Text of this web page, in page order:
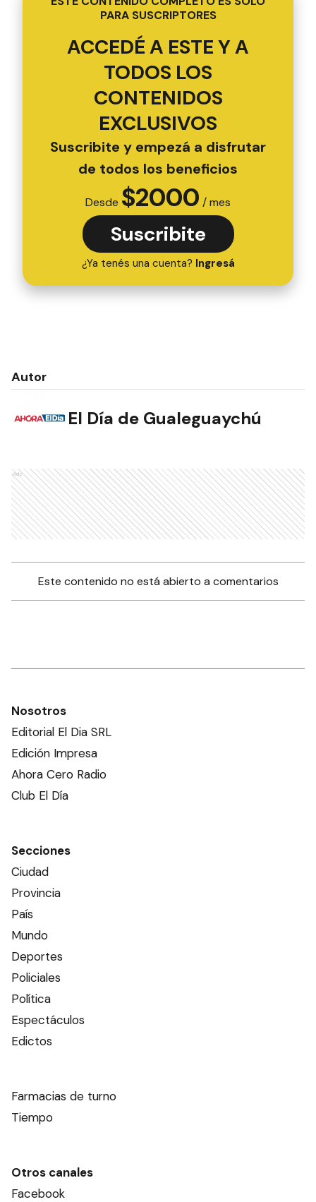
PARA SUSCRIPTORES
ACCEDÉ A ESTE Y A
TODOS LOS
CONTENIDOS
EXCLUSIVOS
Suscribite y empezá a disfrutar
de todos los beneficios
Desde $2000 / mes
Suscribite
¿Ya tenés una cuenta? Ingresá
Autor
El Día de Gualeguaychú
Ads
Este contenido no está abierto a comentarios
Nosotros
Editorial El Dia SRL
Edición Impresa
Ahora Cero Radio
Club El Día
Secciones
Ciudad
Provincia
País
Mundo
Deportes
Policiales
Política
Espectáculos
Edictos
Farmacias de turno
Tiempo
Otros canales
Facebook